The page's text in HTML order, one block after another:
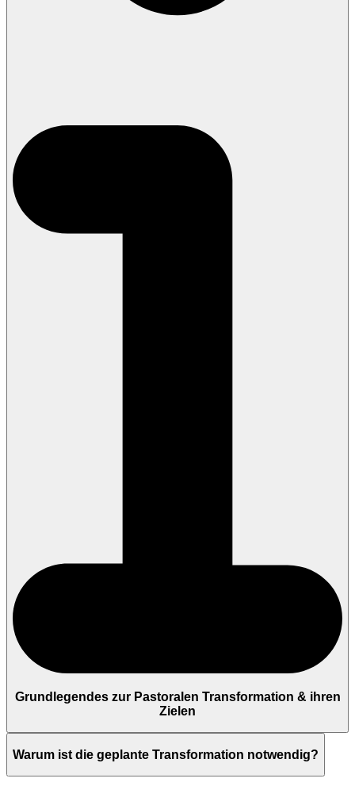
Grundlegendes zur Pastoralen Transformation & ihren
Zielen
Warum ist die geplante Transformation notwendig?